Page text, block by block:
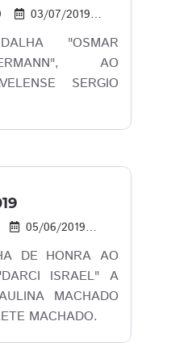
03/07/2019
"OSMAR
AO
SERGIO
05/06/2019
DE HONRA AO
ISRAEL" A
MACHADO
MACHADO.